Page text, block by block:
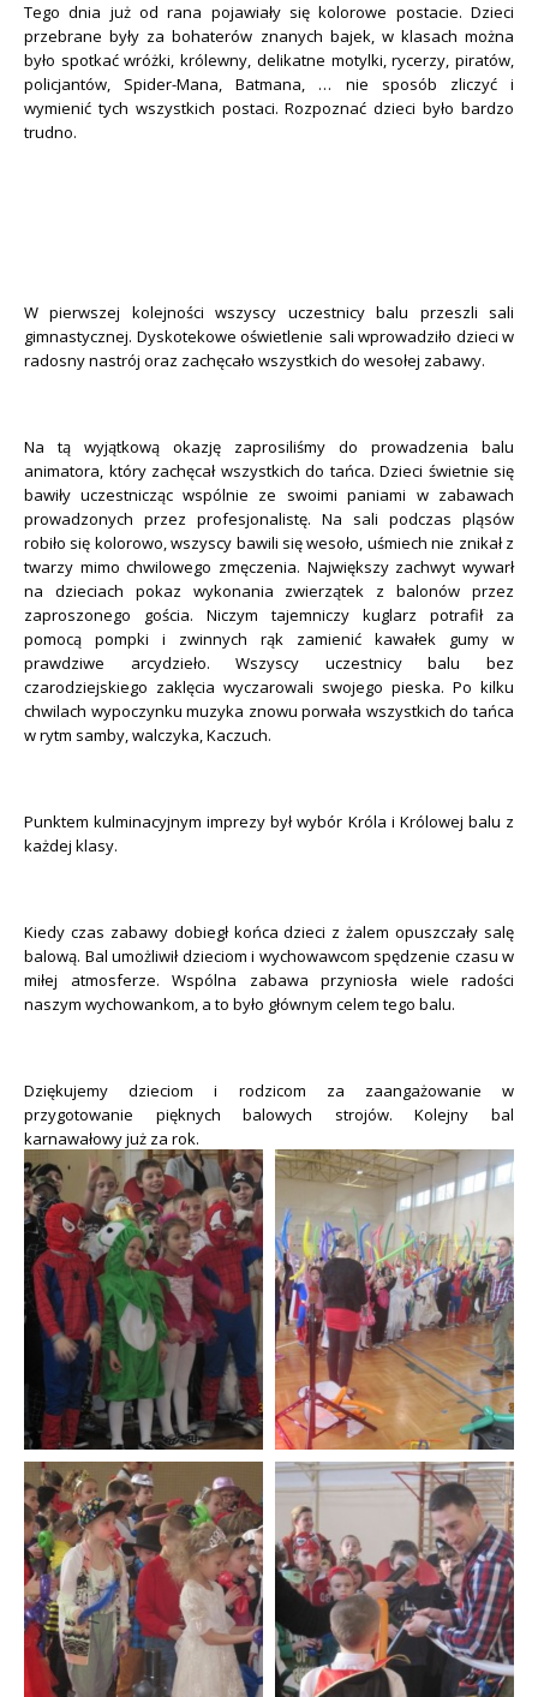
Tego dnia już od rana pojawiały się kolorowe postacie. Dzieci
przebrane były za bohaterów znanych bajek, w klasach można
było spotkać wróżki, królewny, delikatne motylki, rycerzy, piratów,
policjantów, Spider-Mana, Batmana, … nie sposób zliczyć i
wymienić tych wszystkich postaci. Rozpoznać dzieci było bardzo
trudno.
W pierwszej kolejności wszyscy uczestnicy balu przeszli sali
gimnastycznej. Dyskotekowe oświetlenie sali wprowadziło dzieci w
radosny nastrój oraz zachęcało wszystkich do wesołej zabawy.
Na tą wyjątkową okazję zaprosiliśmy do prowadzenia balu
animatora, który zachęcał wszystkich do tańca. Dzieci świetnie się
bawiły uczestnicząc wspólnie ze swoimi paniami w zabawach
prowadzonych przez profesjonalistę. Na sali podczas pląsów
robiło się kolorowo, wszyscy bawili się wesoło, uśmiech nie znikał z
twarzy mimo chwilowego zmęczenia. Największy zachwyt wywarł
na dzieciach pokaz wykonania zwierzątek z balonów przez
zaproszonego gościa. Niczym tajemniczy kuglarz potrafił za
pomocą pompki i zwinnych rąk zamienić kawałek gumy w
prawdziwe arcydzieło. Wszyscy uczestnicy balu bez
czarodziejskiego zaklęcia wyczarowali swojego pieska. Po kilku
chwilach wypoczynku muzyka znowu porwała wszystkich do tańca
w rytm samby, walczyka, Kaczuch.
Punktem kulminacyjnym imprezy był wybór Króla i Królowej balu z
każdej klasy.
Kiedy czas zabawy dobiegł końca dzieci z żalem opuszczały salę
balową. Bal umożliwił dzieciom i wychowawcom spędzenie czasu w
miłej atmosferze. Wspólna zabawa przyniosła wiele radości
naszym wychowankom, a to było głównym celem tego balu.
Dziękujemy dzieciom i rodzicom za zaangażowanie w
przygotowanie pięknych balowych strojów. Kolejny bal
karnawałowy już za rok.